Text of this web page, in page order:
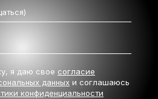
я даю свое согласие
данных и соглашаюсь
конфиденциальности